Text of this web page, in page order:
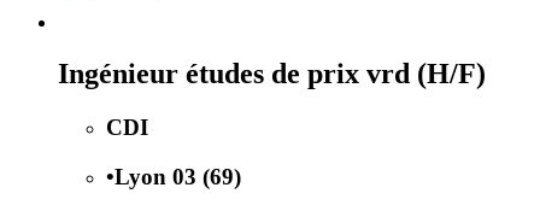
Ingénieur études de prix vrd (H/F)
CDI
•Lyon 03 (69)